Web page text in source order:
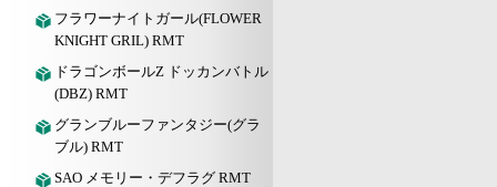
フラワーナイトガール(FLOWER
KNIGHT GRIL) RMT
ドラゴンボールZ ドッカンバトル
(DBZ) RMT
グランブルーファンタジー(グラ
ブル) RMT
SAO メモリー・デフラグ RMT